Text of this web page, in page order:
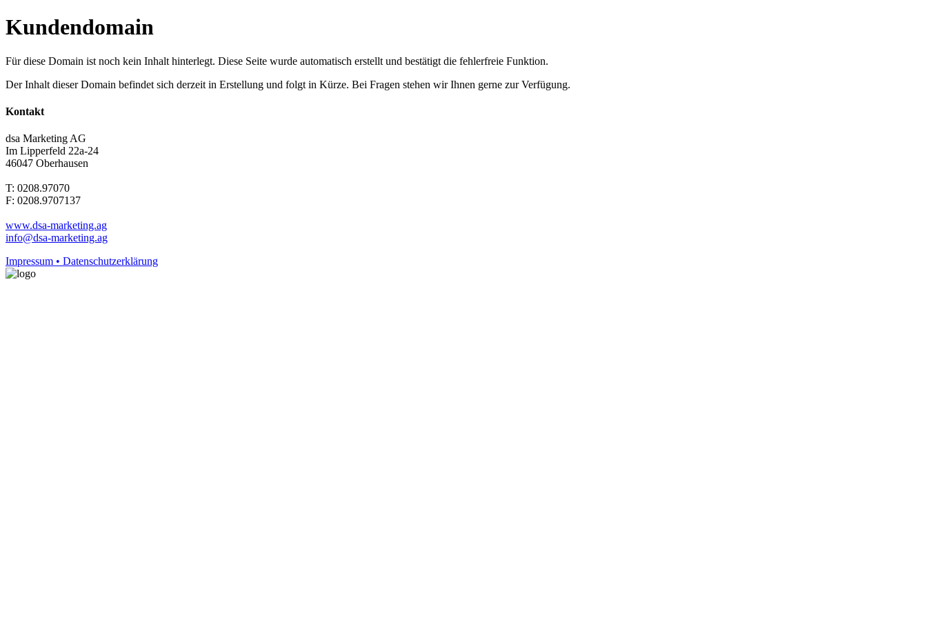
Kundendomain
Für diese Domain ist noch kein Inhalt hinterlegt. Diese Seite wurde automatisch erstellt und bestätigt die fehlerfreie Funktion.
Der Inhalt dieser Domain befindet sich derzeit in Erstellung und folgt in Kürze. Bei Fragen stehen wir Ihnen gerne zur Verfügung.
Kontakt
dsa Marketing AG
Im Lipperfeld 22a-24
46047 Oberhausen
T: 0208.97070
F: 0208.9707137
www.dsa-marketing.ag
info@dsa-marketing.ag
Impressum • Datenschutzerklärung